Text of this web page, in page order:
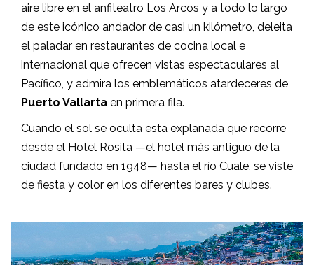
aire libre en el anfiteatro Los Arcos y a todo lo largo
de este icónico andador de casi un kilómetro, deleita
el paladar en restaurantes de cocina local e
internacional que ofrecen vistas espectaculares al
Pacífico, y admira los emblemáticos atardeceres de
Puerto Vallarta en primera fila.
Cuando el sol se oculta esta explanada que recorre
desde el Hotel Rosita —el hotel más antiguo de la
ciudad fundado en 1948— hasta el río Cuale, se viste
de fiesta y color en los diferentes bares y clubes.